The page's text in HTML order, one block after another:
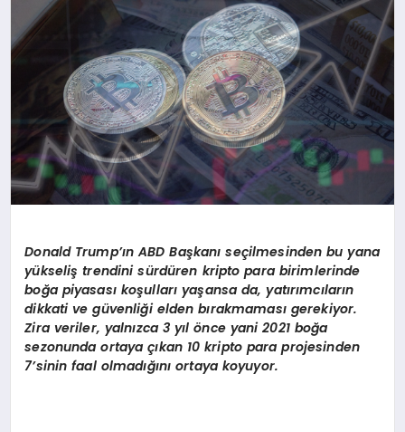
HESAPLAMALAR
Donald Trump’ın ABD Başkanı seçilmesinden bu yana
yükseliş trendini sürdüren kripto para birimlerinde
boğa piyasası koşulları yaşansa da, yatırımcıların
dikkati ve güvenliği elden bırakmaması gerekiyor.
Zira veriler, yalnızca 3 yılönce yani2021 boğa
sezonunda ortaya çıkan 10 kripto para projesinden
7’sinin faal olmadığını ortaya koyuyor.